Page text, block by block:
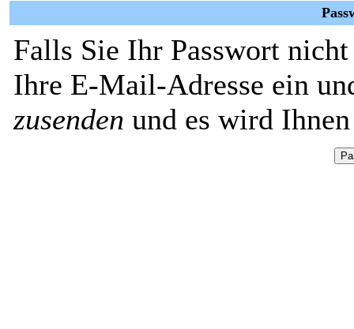
Falls Sie Ihr Passwort
Ihre E-Mail-Adresse ein
zusenden und es wird